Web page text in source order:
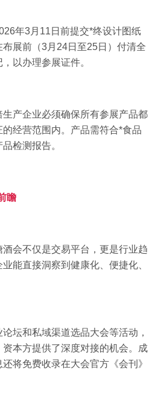
年3月11日前提交*终设计图纸
展前（3月24日至25日）付清全
以办理参展证件。
产企业必须确保所有参展产品都
经营范围内。产品需符合*食品
检测报告。
瞻
会不仅是交易平台，更是行业趋
能直接洞察到健康化、便捷化、
坛和私域渠道选品大会等活动，
本方提供了深度对接的机会。成
将免费收录在大会官方《会刊》